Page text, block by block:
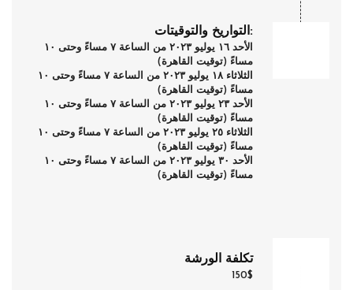
التواريخ والتوقيتات:
الأحد ١٦ يوليو ٢٠٢٣ من الساعة ٧ مساءً وحتى ١٠
مساءً (توقيت القاهرة)
الثلاثاء ١٨ يوليو ٢٠٢٣ من الساعة ٧ مساءً وحتى ١٠
مساءً (توقيت القاهرة)
الأحد ٢٣ يوليو ٢٠٢٣ من الساعة ٧ مساءً وحتى ١٠
مساءً (توقيت القاهرة)
الثلاثاء ٢٥ يوليو ٢٠٢٣ من الساعة ٧ مساءً وحتى ١٠
مساءً (توقيت القاهرة)
الأحد ٣٠ يوليو ٢٠٢٣ من الساعة ٧ مساءً وحتى ١٠
مساءً (توقيت القاهرة)
تكلفة الورشة
150$